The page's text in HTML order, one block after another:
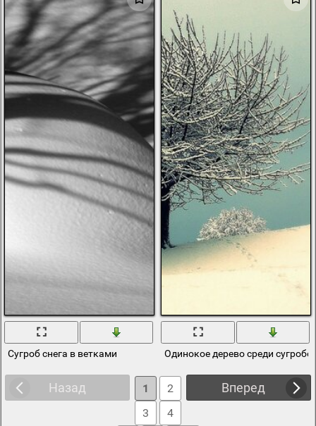
Сугроб снега в ветками Одинокое дерево среди
Назад Вперед
1
2
3
4